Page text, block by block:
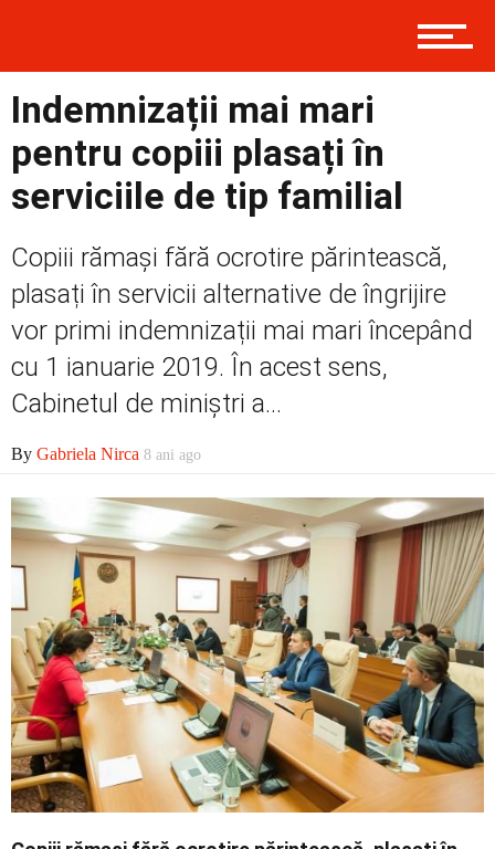
Prima
Politică
Externe
Social
Economic
Contact
Indemnizații mai mari
pentru copiii plasați în
serviciile de tip familial
Copiii rămași fără ocrotire părintească,
plasați în servicii alternative de îngrijire
vor primi indemnizații mai mari începând
cu 1 ianuarie 2019. În acest sens,
Cabinetul de miniștri a...
By Gabriela Nirca 8 ani ago